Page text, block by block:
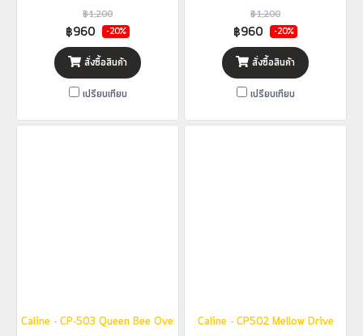
฿1,200
฿960 -20%
สั่งซื้อสินค้า
เปรียบเทียบ
฿1,200
฿960 -20%
สั่งซื้อสินค้า
เปรียบเทียบ
Caline - CP-503 Queen Bee OverdriveCaline - CP502 Mellow Drive